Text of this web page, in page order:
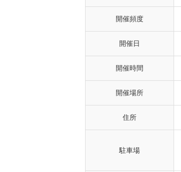
開催頻度
開催日
開催時間
開催場所
住所
駐車場